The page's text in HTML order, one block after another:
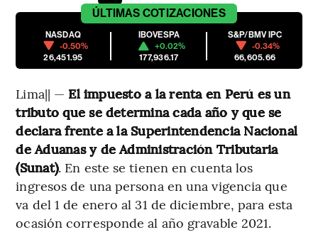
ÚLTIMAS COTIZACIONES
NASDAQ
-0.50%
26,451.95
IBOVESPA
+0.02%
177,936.17
S&P/BMV IPC
-0.34%
66,605.66
Lima|| — El impuesto a la renta en Perú es un
tributo que se determina cada año y que se
declara frente a la Superintendencia Nacional
de Aduanas y de Administración Tributaria
(Sunat). En este se tienen en cuenta los
ingresos de una persona en una vigencia que
va del 1 de enero al 31 de diciembre, para esta
ocasión corresponde al año gravable 2021.